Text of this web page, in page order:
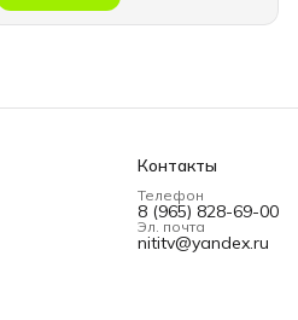
Контакты
Телефон
8 (965) 828-69-00
Эл. почта
nititv@yandex.ru